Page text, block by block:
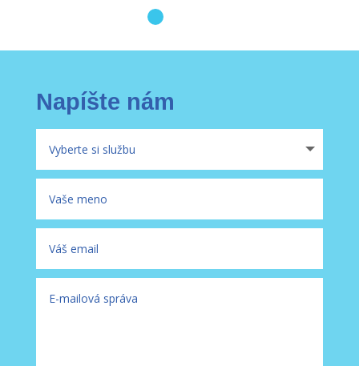
Napíšte nám